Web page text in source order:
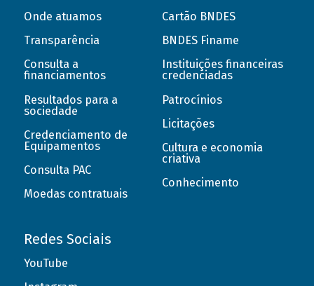
Onde atuamos
Transparência
Consulta a
financiamentos
Resultados para a
sociedade
Credenciamento de
Equipamentos
Consulta PAC
Moedas contratuais
Cartão BNDES
BNDES Finame
Instituições financeiras
credenciadas
Patrocínios
Licitações
Cultura e economia
criativa
Conhecimento
Redes Sociais
YouTube